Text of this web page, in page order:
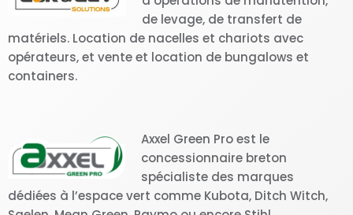
de levage, de transfert de
matériels. Location de nacelles et chariots avec
opérateurs, et vente et location de bungalows et
containers.
Axxel Green Pro est le
concessionnaire breton
spécialiste des marques
dédiées à l’espace vert comme Kubota, Ditch Witch,